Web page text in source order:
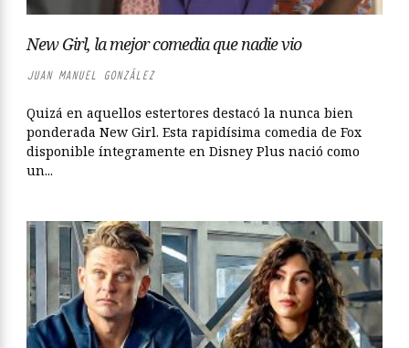
New Girl, la mejor comedia que nadie vio
JUAN MANUEL GONZÁLEZ
Quizá en aquellos estertores destacó la nunca bien
ponderada New Girl. Esta rapidísima comedia de Fox
disponible íntegramente en Disney Plus nació como
un...